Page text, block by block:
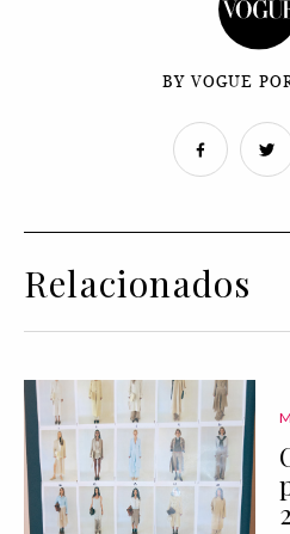
BY VOGUE
Relacionados